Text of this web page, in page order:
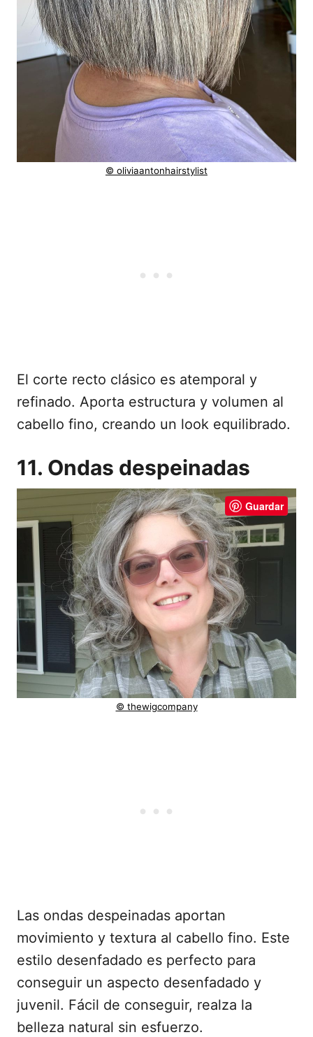
© oliviaantonhairstylist
El corte recto clásico es atemporal y
refinado. Aporta estructura y volumen al
cabello fino, creando un look equilibrado.
11. Ondas despeinadas
Guardar
© thewigcompany
Las ondas despeinadas aportan
movimiento y textura al cabello fino. Este
estilo desenfadado es perfecto para
conseguir un aspecto desenfadado y
juvenil. Fácil de conseguir, realza la
belleza natural sin esfuerzo.